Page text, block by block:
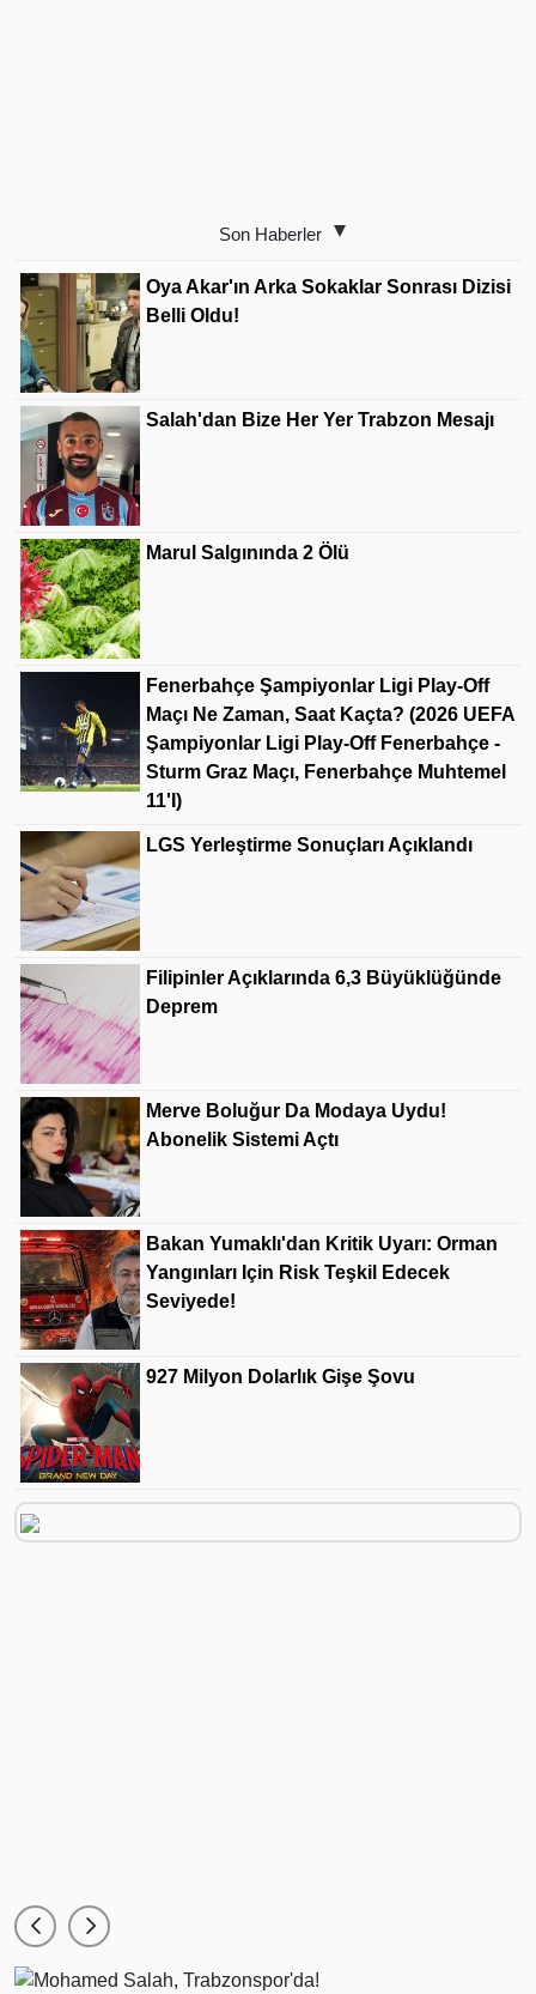
Son Haberler
Oya Akar'ın Arka Sokaklar Sonrası Dizisi
Belli Oldu!
Salah'dan Bize Her Yer Trabzon Mesajı
Marul Salgınında 2 Ölü
Fenerbahçe Şampiyonlar Ligi Play-Off
Maçı Ne Zaman, Saat Kaçta? (2026 UEFA
Şampiyonlar Ligi Play-Off Fenerbahçe -
Sturm Graz Maçı, Fenerbahçe Muhtemel
11'i)
LGS Yerleştirme Sonuçları Açıklandı
Filipinler Açıklarında 6,3 Büyüklüğünde
Deprem
Merve Boluğur Da Modaya Uydu!
Abonelik Sistemi Açtı
Bakan Yumaklı'dan Kritik Uyarı: Orman
Yangınları Için Risk Teşkil Edecek
Seviyede!
927 Milyon Dolarlık Gişe Şovu